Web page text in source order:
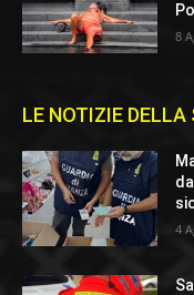
8
LE NOTIZIE
4